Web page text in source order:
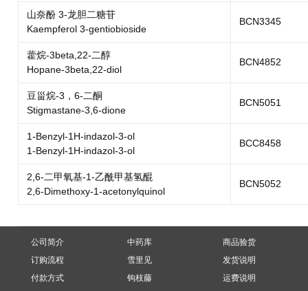
山奈酚 3-龙胆二糖苷
Kaempferol 3-gentiobioside
BCN3345
藿烷-3beta,22-二醇
Hopane-3beta,22-diol
BCN4852
豆甾烷-3，6-二酮
Stigmastane-3,6-dione
BCN5051
1-Benzyl-1H-indazol-3-ol
1-Benzyl-1H-indazol-3-ol
BCC8458
2,6-二甲氧基-1-乙酰甲基氢醌
2,6-Dimethoxy-1-acetonylquinol
BCN5052
公司简介
订购流程
付款方式
中药库
雪里见
钩枝藤
商品验货
发货说明
运费说明